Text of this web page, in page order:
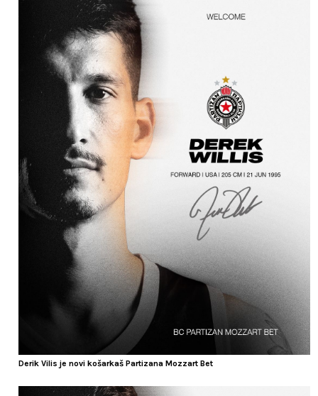
Derik Vilis je novi košarkaš Partizana Mozzart Bet